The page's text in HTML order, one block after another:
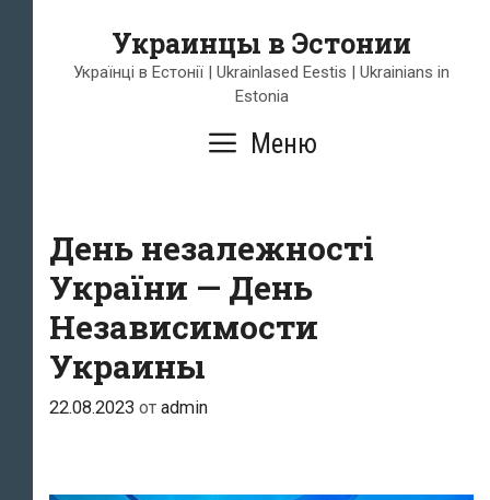
содержимому
Украинцы в Эстонии
Українці в Естонії | Ukrainlased Eestis | Ukrainians in
Estonia
Меню
День незалежності
України — День
Независимости
Украины
22.08.2023 от admin